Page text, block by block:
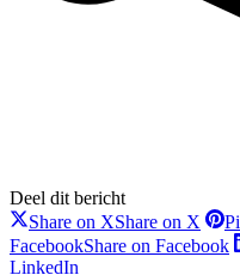
Deel dit bericht
Share on XShare on X
FacebookShare on Facebook
LinkedIn